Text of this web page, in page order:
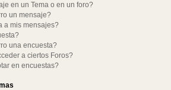
en un Tema o en un foro?
un mensaje?
mis mensajes?
una encuesta?
a ciertos Foros?
en encuestas?